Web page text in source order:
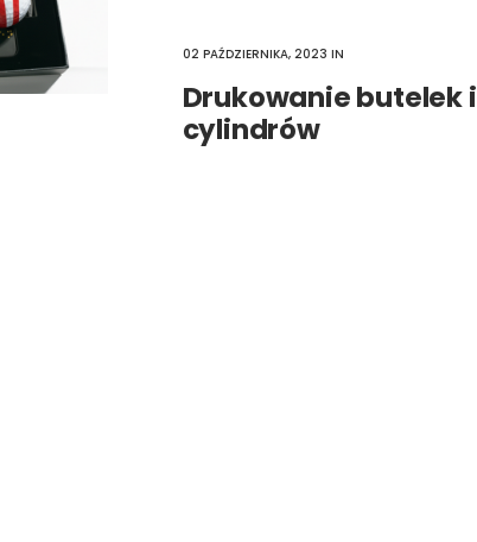
02 PAŹDZIERNIKA, 2023 IN
Drukowanie butelek i
cylindrów